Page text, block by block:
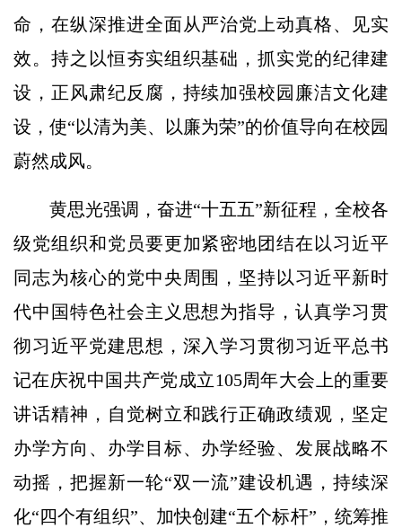
命，在纵深推进全面从严治党上动真格、见实
效。持之以恒夯实组织基础，抓实党的纪律建
设，正风肃纪反腐，持续加强校园廉洁文化建
设，使“以清为美、以廉为荣”的价值导向在校园
蔚然成风。
黄思光强调，奋进“十五五”新征程，全校各
级党组织和党员要更加紧密地团结在以习近平
同志为核心的党中央周围，坚持以习近平新时
代中国特色社会主义思想为指导，认真学习贯
彻习近平党建思想，深入学习贯彻习近平总书
记在庆祝中国共产党成立105周年大会上的重要
讲话精神，自觉树立和践行正确政绩观，坚定
办学方向、办学目标、办学经验、发展战略不
动摇，把握新一轮“双一流”建设机遇，持续深
化“四个有组织”、加快创建“五个标杆”，统筹推